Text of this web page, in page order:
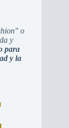
o
y
para
y la